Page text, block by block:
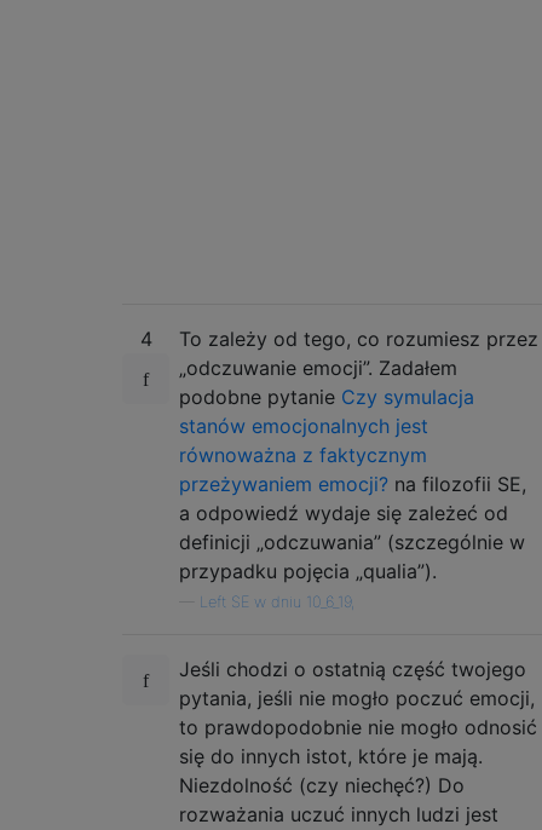
4
To zależy od tego, co rozumiesz przez
„odczuwanie emocji”. Zadałem
podobne pytanie Czy symulacja
stanów emocjonalnych jest
równoważna z faktycznym
przeżywaniem emocji? na filozofii SE,
a odpowiedź wydaje się zależeć od
definicji „odczuwania” (szczególnie w
przypadku pojęcia „qualia”).
Left SE w dniu 10_6_19,
Jeśli chodzi o ostatnią część twojego
pytania, jeśli nie mogło poczuć emocji,
to prawdopodobnie nie mogło odnosić
się do innych istot, które je mają.
Niezdolność (czy niechęć?) Do
rozważania uczuć innych ludzi jest